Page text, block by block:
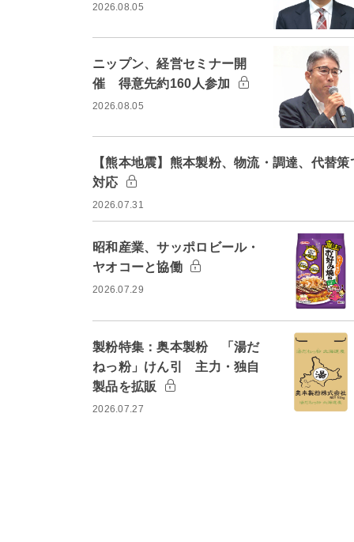
2026.08.05
ニップン、経営セミナー開
催 得意先約160人参加
2026.08.05
【熊本地震】熊本製粉、物流・調達、代替策
対応
2026.07.31
昭和産業、サッポロビール・
ヤオコーと協働
2026.07.29
製粉特集：奥本製粉 「湯だ
ねっ粉」けん引 主力・独自
製品を拡販
2026.07.27